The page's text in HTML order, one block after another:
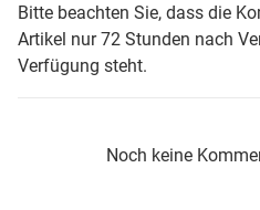
Bitte beachten Sie, dass die
Artikel nur 72 Stunden nach
Verfügung steht.
Noch keine